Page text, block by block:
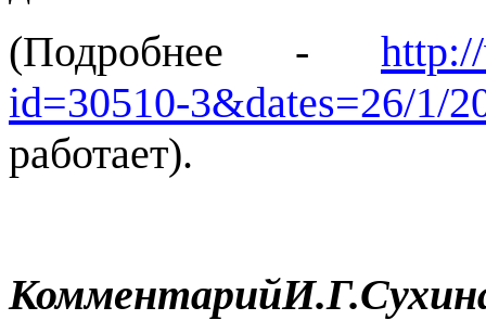
(Подробнее -
id=30510-3&dates=26/1/
работает).